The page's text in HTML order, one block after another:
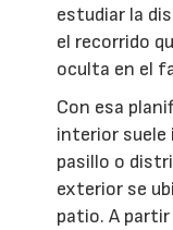
estudiar la
el recorrido
oculta en el
Con esa
interior suele
pasillo o
exterior se
patio. A